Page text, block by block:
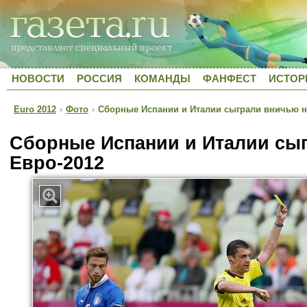
НОВОСТИ РОССИЯ КОМАНДЫ ФАНФЕСТ
Euro 2012 › Фото › Сборные Испании и Италии сыграли вничью
Сборные Испании и Италии
Евро-2012